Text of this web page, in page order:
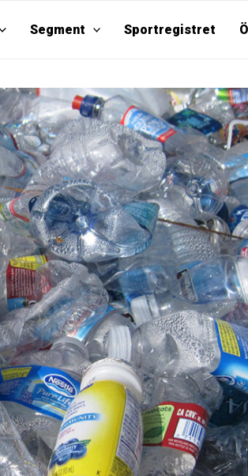
Segment Sportregistret